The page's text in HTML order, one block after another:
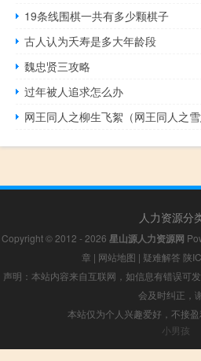
19条线围棋一共有多少颗棋子
古人认为夭寿是多大年龄段
魏忠贤三攻略
过年被人追求怎么办
网王同人之柳生飞絮（网王同人之雪
人力资源分
Copyright © 2012 - 2026 星山源人力资源网
章 | 网站地图 | 疑难解答 陕
声明：本站内容来自互联网，如信息有错误可
会及时纠正，
本站仅为个人兴趣爱好，不接
小男孩